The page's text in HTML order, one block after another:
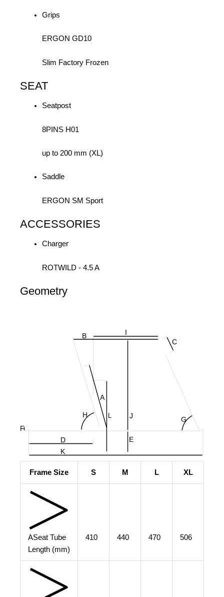
Grips
ERGON GD10
Slim Factory Frozen
SEAT
Seatpost
8PINS H01
up to 200 mm (XL)
Saddle
ERGON SM Sport
ACCESSORIES
Charger
ROTWILD - 4.5 A
Geometry
A
B
C
D E
F
G
H J
K
L
Frame Size S M L XL
ASeat Tube
Length (mm)
410 440 470 506